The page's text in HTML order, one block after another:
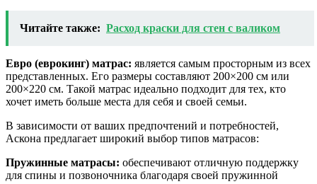
Читайте также: Расход краски для стен с валиком
Евро (еврокинг) матрас: является самым просторным из всех
представленных. Его размеры составляют 200×200 см или
200×220 см. Такой матрас идеально подходит для тех, кто
хочет иметь больше места для себя и своей семьи.
В зависимости от ваших предпочтений и потребностей,
Аскона предлагает широкий выбор типов матрасов:
Пружинные матрасы: обеспечивают отличную поддержку
для спины и позвоночника благодаря своей пружинной